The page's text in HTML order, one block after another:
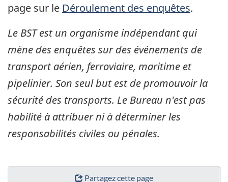
page sur le Déroulement des enquêtes.
Le BST est un organisme indépendant qui
mène des enquêtes sur des événements de
transport aérien, ferroviaire, maritime et
pipelinier. Son seul but est de promouvoir la
sécurité des transports. Le Bureau n'est pas
habilité à attribuer ni à déterminer les
responsabilités civiles ou pénales.
Partagez cette page